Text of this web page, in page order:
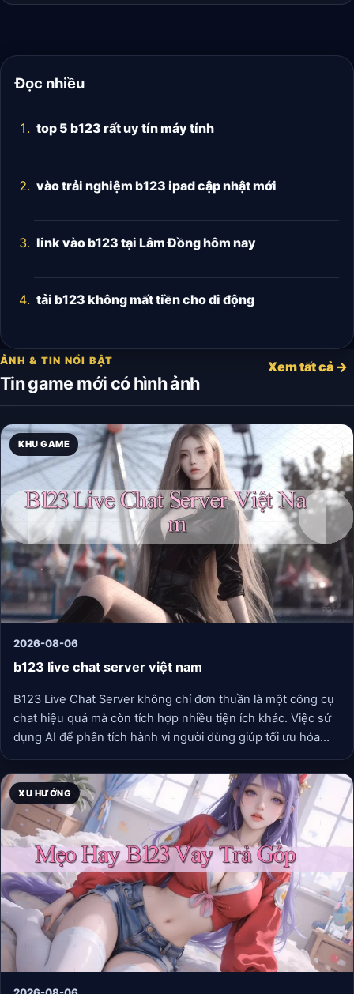
Đọc nhiều
top 5 b123 rất uy tín máy tính
vào trải nghiệm b123 ipad cập nhật mới
link vào b123 tại Lâm Đồng hôm nay
tải b123 không mất tiền cho di động
ẢNH & TIN NỔI BẬT
Tin game mới có hình ảnh
Xem tất cả →
KHU GAME
2026-08-06
b123 live chat server việt nam
B123 Live Chat Server không chỉ đơn thuần là một công cụ
chat hiệu quả mà còn tích hợp nhiều tiện ích khác. Việc sử
dụng AI để phân tích hành vi người dùng giúp tối ưu hóa
báo cáo chi tiết về hiệu quả của từng cuộc trò chuyện, giúp
doanh nghiệp nắm bắt được tâm lý khách hàng một cách
chính xác.
XU HƯỚNG